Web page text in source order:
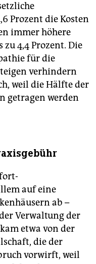
Prozent die Kosten
immer höhere
4,4 Prozent. Die
für die
verhindern
weil die Hälfte der
getragen werden
auf eine
ab –
Verwaltung der
etwa von der
die der
vorwirft, weil